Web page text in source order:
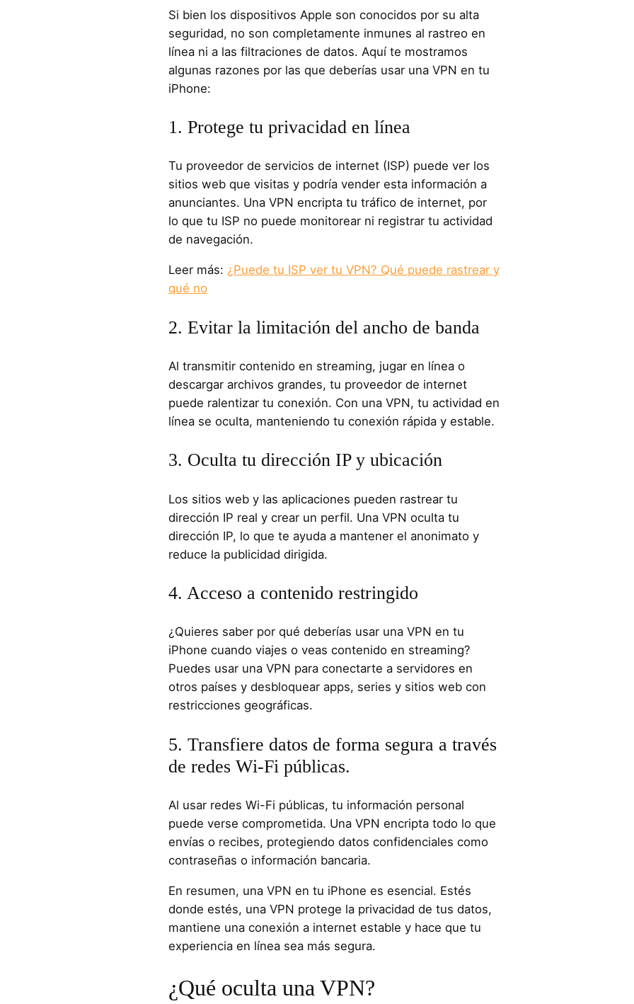
Si bien los dispositivos Apple son conocidos por su alta
seguridad, no son completamente inmunes al rastreo en
línea ni a las filtraciones de datos. Aquí te mostramos
algunas razones por las que deberías usar una VPN en tu
iPhone:
1. Protege tu privacidad en línea
Tu proveedor de servicios de internet (ISP) puede ver los
sitios web que visitas y podría vender esta información a
anunciantes. Una VPN encripta tu tráfico de internet, por
lo que tu ISP no puede monitorear ni registrar tu actividad
de navegación.
Leer más: ¿Puede tu ISP ver tu VPN? Qué puede rastrear y
qué no
2. Evitar la limitación del ancho de banda
Al transmitir contenido en streaming, jugar en línea o
descargar archivos grandes, tu proveedor de internet
puede ralentizar tu conexión. Con una VPN, tu actividad en
línea se oculta, manteniendo tu conexión rápida y estable.
3. Oculta tu dirección IP y ubicación
Los sitios web y las aplicaciones pueden rastrear tu
dirección IP real y crear un perfil. Una VPN oculta tu
dirección IP, lo que te ayuda a mantener el anonimato y
reduce la publicidad dirigida.
4. Acceso a contenido restringido
¿Quieres saber por qué deberías usar una VPN en tu
iPhone cuando viajes o veas contenido en streaming?
Puedes usar una VPN para conectarte a servidores en
otros países y desbloquear apps, series y sitios web con
restricciones geográficas.
5. Transfiere datos de forma segura a través
de redes Wi-Fi públicas.
Al usar redes Wi-Fi públicas, tu información personal
puede verse comprometida. Una VPN encripta todo lo que
envías o recibes, protegiendo datos confidenciales como
contraseñas o información bancaria.
En resumen, una VPN en tu iPhone es esencial. Estés
donde estés, una VPN protege la privacidad de tus datos,
mantiene una conexión a internet estable y hace que tu
experiencia en línea sea más segura.
¿Qué oculta una VPN?